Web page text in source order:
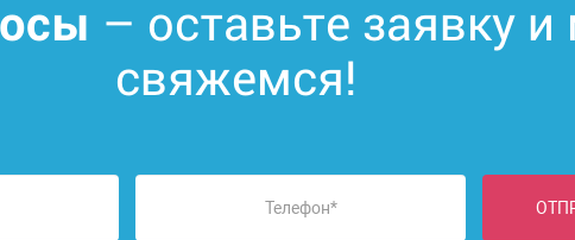
– оставьте заявку
свяжемся!